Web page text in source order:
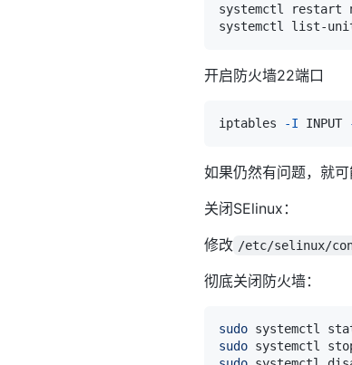
systemctl restart
systemctl list-
开启防火墙22端口
iptables -I INPUT
如果仍然有问题，就
关闭SElinux：
修改 /etc/selinux/
彻底关闭防火墙：
sudo
sudo